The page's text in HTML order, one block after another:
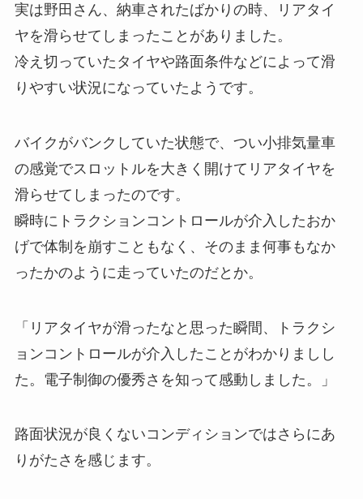
実は野田さん、納車されたばかりの時、リアタイ
ヤを滑らせてしまったことがありました。
冷え切っていたタイヤや路面条件などによって滑
りやすい状況になっていたようです。
バイクがバンクしていた状態で、つい小排気量車
の感覚でスロットルを大きく開けてリアタイヤを
滑らせてしまったのです。
瞬時にトラクションコントロールが介入したおか
げで体制を崩すこともなく、そのまま何事もなか
ったかのように走っていたのだとか。
「リアタイヤが滑ったなと思った瞬間、トラクシ
ョンコントロールが介入したことがわかりましし
た。電子制御の優秀さを知って感動しました。」
路面状況が良くないコンディションではさらにあ
りがたさを感じます。